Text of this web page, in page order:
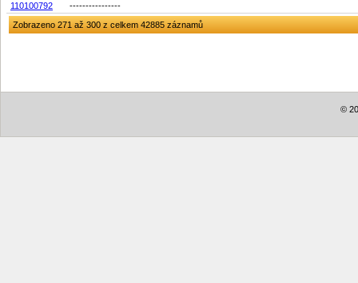
110100792
----------------
Zobrazeno 271 až 300 z celkem 42885 záznamů
©